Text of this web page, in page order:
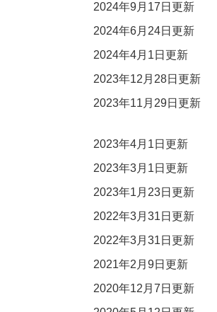
2024年9月17日更新
2024年6月24日更新
2024年4月1日更新
2023年12月28日更新
2023年11月29日更新
2023年4月1日更新
2023年3月1日更新
2023年1月23日更新
2022年3月31日更新
2022年3月31日更新
2021年2月9日更新
2020年12月7日更新